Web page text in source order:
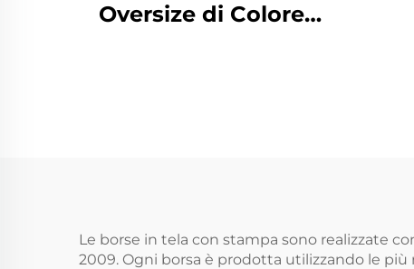
Oversize di Colore
Borsa Sportiva
Le borse in tela con stampa sono realizzate
2009. Ogni borsa è prodotta utilizzando le